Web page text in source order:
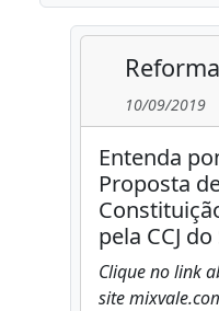
10/09/2019
Entenda
Proposta
pela CCJ
Clique no link
site